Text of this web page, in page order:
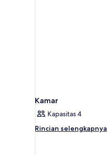
Kamar
Kapasitas 4
Rincian selengkapnya
Rincian